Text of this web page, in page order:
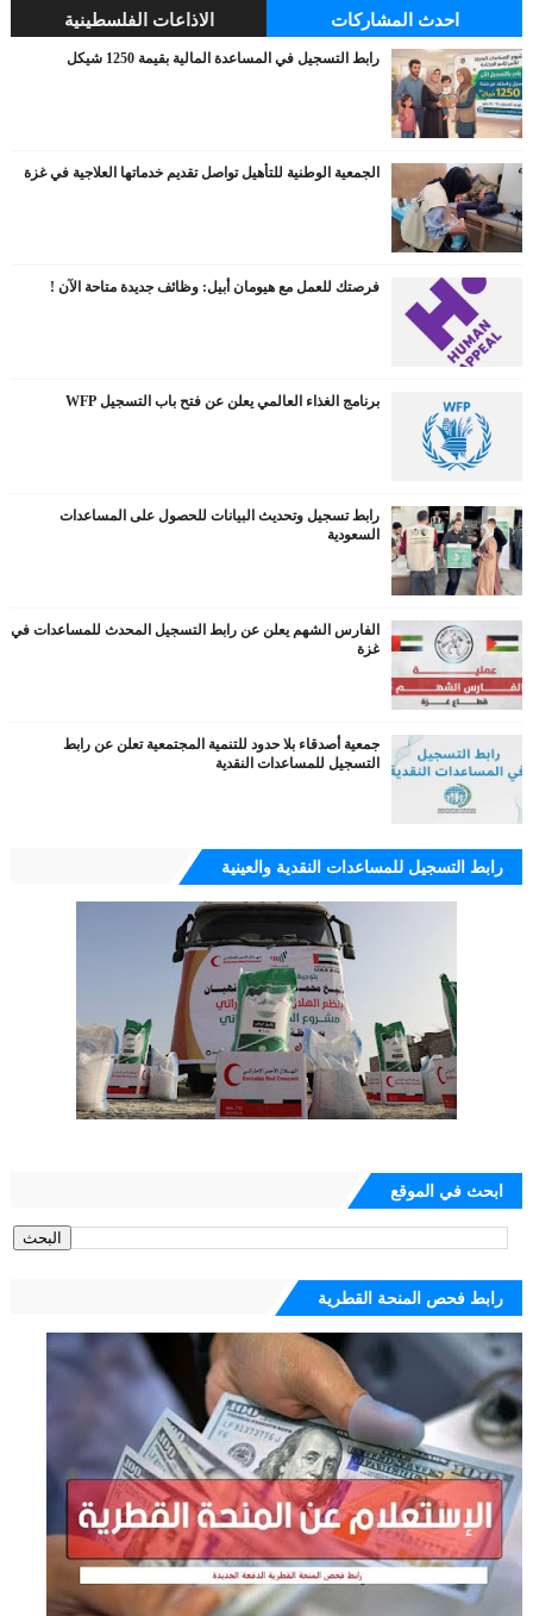
احدث المشاركات الاذاعات الفلسطينية
رابط التسجيل في المساعدة المالية بقيمة 1250 شيكل
الجمعية الوطنية للتأهيل تواصل تقديم خدماتها العلاجية في غزة
فرصتك للعمل مع هيومان أبيل: وظائف جديدة متاحة الآن !
برنامج الغذاء العالمي يعلن عن فتح باب التسجيل WFP
رابط تسجيل وتحديث البيانات للحصول على المساعدات
السعودية
الفارس الشهم يعلن عن رابط التسجيل المحدث للمساعدات في
غزة
جمعية أصدقاء بلا حدود للتنمية المجتمعية تعلن عن رابط
التسجيل للمساعدات النقدية
رابط التسجيل للمساعدات النقدية والعينية
ابحث في الموقع
رابط فحص المنحة القطرية